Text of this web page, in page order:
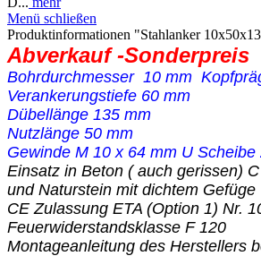
Menü schließen
Produktinformationen "Stahlanker
Abverkauf -Sonderpreis
Bohrdurchmesser 10 mm
Verankerungstiefe 60 mm
Dübellänge 135 mm
Nutzlänge 50 mm
Gewinde M 10 x 64 mm U Scheibe
Einsatz in Beton ( auch gerissen)
und Naturstein mit dichtem Gefüge
CE Zulassung ETA (Option 1) Nr.
Feuerwiderstandsklasse F 120
Montageanleitung des Herstellers